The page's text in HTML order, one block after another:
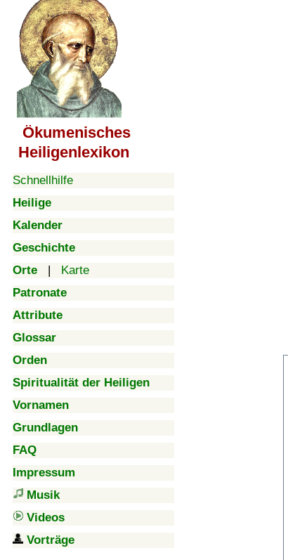
Ökumenisches
Heiligenlexikon
Schnellhilfe
Heilige
Kalender
Geschichte
Orte | Karte
Patronate
Attribute
Glossar
Orden
Spiritualität der Heiligen
Vornamen
Grundlagen
FAQ
Impressum
Musik
Videos
Vorträge